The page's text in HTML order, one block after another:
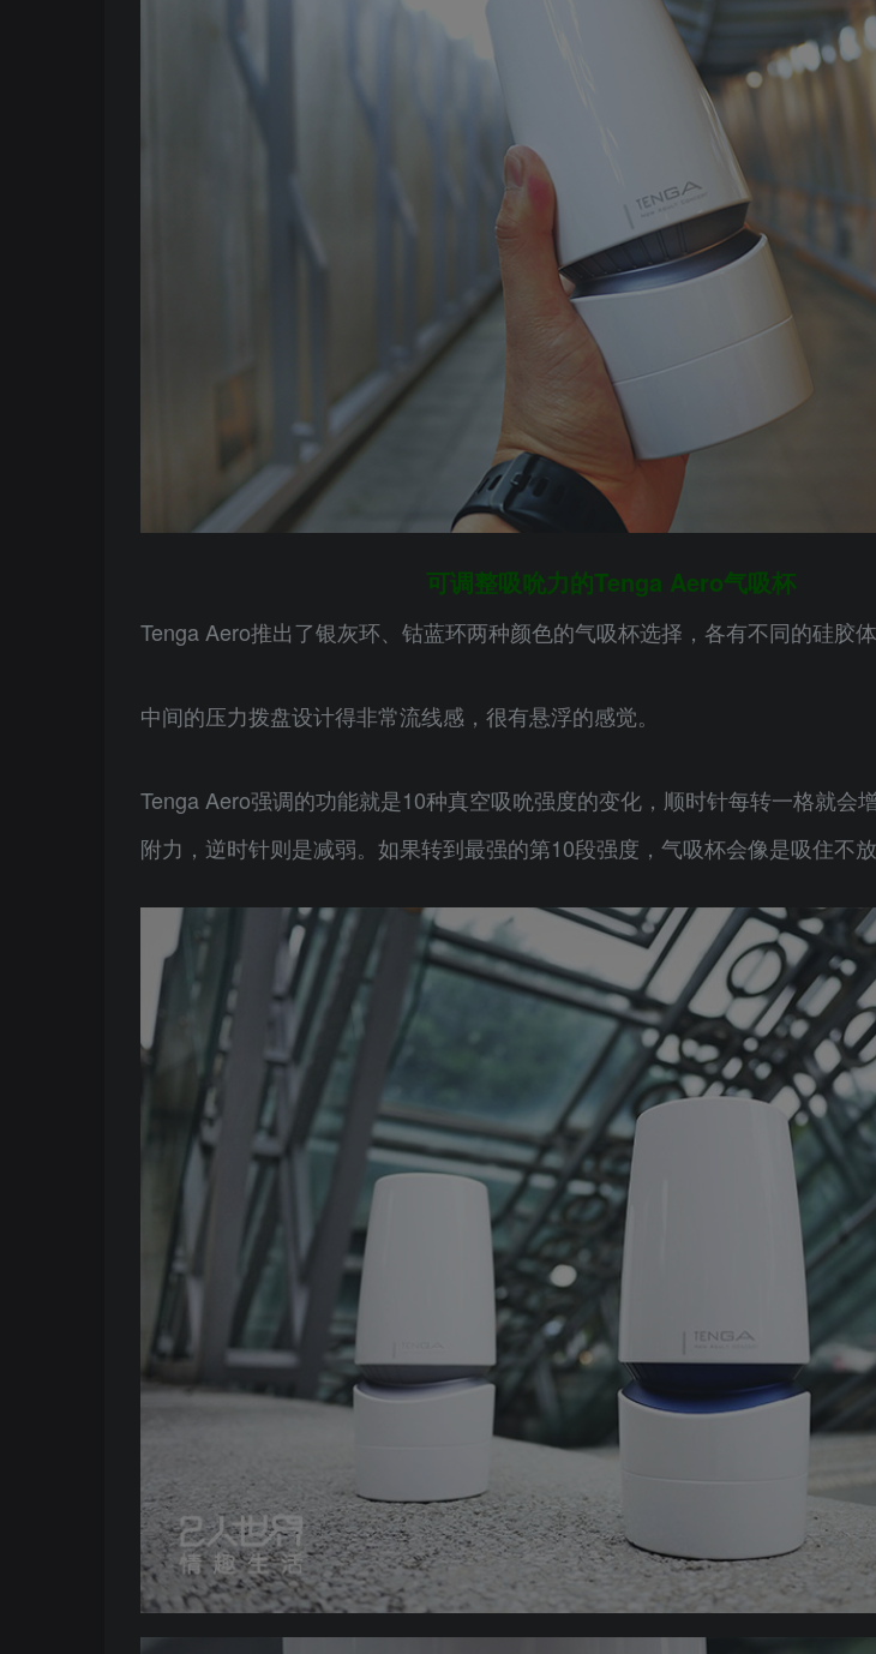
可调整吸吮力的Tenga Aero气吸杯
Tenga Aero推出了银灰环、钴蓝环两种颜色的气吸杯选择，各有不同的硅胶体
中间的压力拨盘设计得非常流线感，很有悬浮的感觉。
Tenga Aero强调的功能就是10种真空吸吮强度的变化，顺时针每转一格就会
附力，逆时针则是减弱。如果转到最强的第10段强度，气吸杯会像是吸住不放